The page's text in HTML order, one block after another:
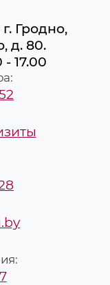
Гродно,
д. 80.
17.00